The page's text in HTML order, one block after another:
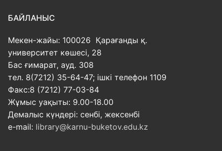
БАЙЛАНЫС
Мекен-жайы: 100026 Қарағанды қ.
университет көшесі, 28
Бас ғимарат, ауд. 308
тел. 8(7212) 35-64-47; ішкі телефон 1109
Факс:8 (7212) 77-03-84
Жұмыс уақыты: 9.00-18.00
Демалыс күндері: сенбі, жексенбі
e-mail: library@karnu-buketov.edu.kz